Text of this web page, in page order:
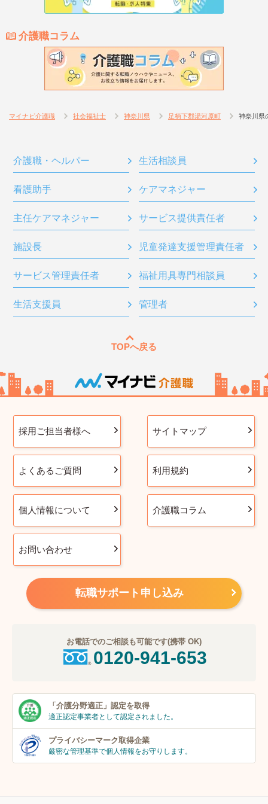
介護職コラム
マイナビ介護職 社会福祉士 神奈川県 足柄下郡湯河原町 神奈川県
介護職・ヘルパー 生活相談員
看護助手 ケアマネジャー
主任ケアマネジャー サービス提供責任者
施設長 児童発達支援管理責任者
サービス管理責任者 福祉用具専門相談員
生活支援員 管理者
TOPへ戻る
採用ご担当者様へ サイトマップ
よくあるご質問 利用規約
個人情報について 介護職コラム
お問い合わせ
転職サポート申し込み
お電話でのご相談も可能です(携帯 OK)
0120-941-653
「介護分野適正」 認定を取得
適正認定事業者として認定されました。
プライバシーマーク取得企業
厳密な管理基準で個人情報をお守りします。